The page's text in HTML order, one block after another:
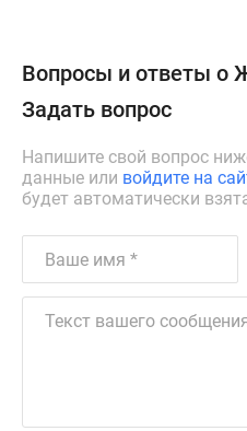
Вопросы и ответы о
Задать вопрос
Напишите свой вопрос
данные или войдите на
будет автоматически